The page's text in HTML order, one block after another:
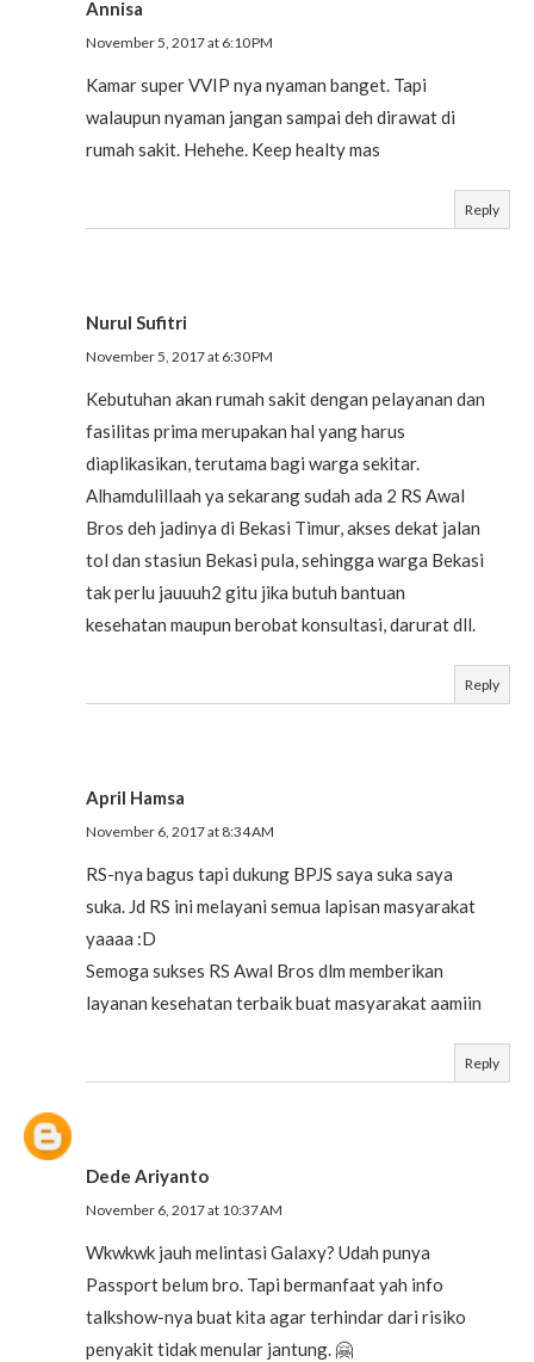
Annisa
November 5, 2017 at 6:10 PM
Kamar super VVIP nya nyaman banget. Tapi
walaupun nyaman jangan sampai deh dirawat di
rumah sakit. Hehehe. Keep healty mas
Reply
Nurul Sufitri
November 5, 2017 at 6:30 PM
Kebutuhan akan rumah sakit dengan pelayanan dan
fasilitas prima merupakan hal yang harus
diaplikasikan, terutama bagi warga sekitar.
Alhamdulillaah ya sekarang sudah ada 2 RS Awal
Bros deh jadinya di Bekasi Timur, akses dekat jalan
tol dan stasiun Bekasi pula, sehingga warga Bekasi
tak perlu jauuuh2 gitu jika butuh bantuan
kesehatan maupun berobat konsultasi, darurat dll.
Reply
April Hamsa
November 6, 2017 at 8:34 AM
RS-nya bagus tapi dukung BPJS saya suka saya
suka. Jd RS ini melayani semua lapisan masyarakat
yaaaa :D
Semoga sukses RS Awal Bros dlm memberikan
layanan kesehatan terbaik buat masyarakat aamiin
Reply
Dede Ariyanto
November 6, 2017 at 10:37 AM
Wkwkwk jauh melintasi Galaxy? Udah punya
Passport belum bro. Tapi bermanfaat yah info
talkshow-nya buat kita agar terhindar dari risiko
penyakit tidak menular jantung. 🤗